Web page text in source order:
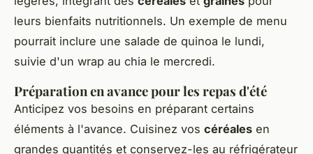
leurs bienfaits nutritionnels. Un exemple de menu
pourrait inclure une salade de quinoa le lundi,
suivie d'un wrap au chia le mercredi.
Préparation en avance pour les repas d'été
Anticipez vos besoins en préparant certains
éléments à l'avance. Cuisinez vos céréales en
grandes quantités et conservez-les au réfrigérateur